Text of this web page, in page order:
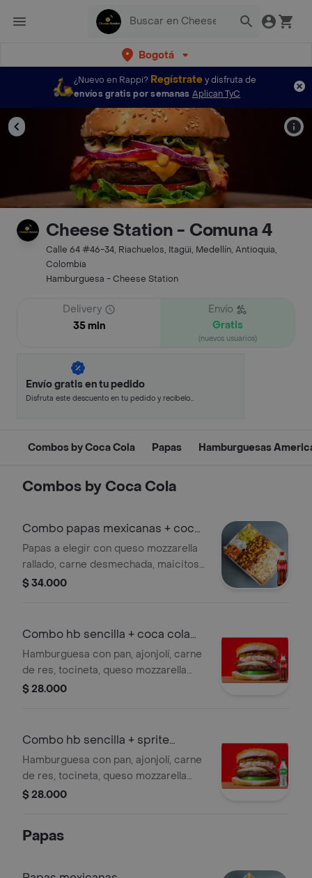
Bogotá
¿Nuevo en Rappi? Regístratey disfruta de
envíos gratis por semanas Aplican TyC
Cheese Station - Comuna 4
Calle 64 #46-34, Riachuelos, Itagüi, Medellín, Antioquia,
Colombia
Hamburguesa - Cheese Station
Delivery
35 min
Envío
Gratis
(nuevos usuarios)
Envío gratis en tu pedido
Disfruta este descuento en tu pedido y recíbelo
Combos by Coca Cola Papas Hamburguesas
Combos by Coca Cola
Combo papas mexicanas + coca
cola 400
Papas a elegir con queso mozzarella
rallado, carne desmechada, maicitos,
sour cream, pico de gallo y
$ 34.000
Combo hb sencilla + coca cola
400 ml
Hamburguesa con pan, ajonjolí, carne
de res, tocineta, queso mozzarella
fundido, ensalada de repollo y tomate.
$ 28.000
Combo hb sencilla + sprite
400ml
Hamburguesa con pan, ajonjolí, carne
de res, tocineta, queso mozzarella
fundido, ensalada de repollo y tomate.
$ 28.000
Papas